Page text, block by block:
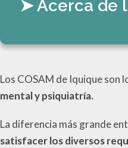
Acerca de
Los COSAM de Iquique son
mental y psiquiatría.
La diferencia más grande
satisfacer los diversos